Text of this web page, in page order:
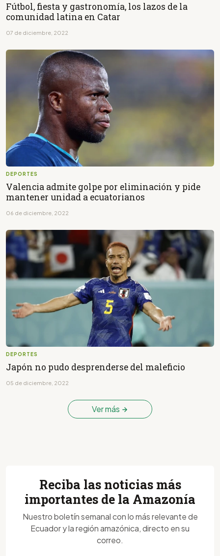
Fútbol, fiesta y gastronomía, los lazos de la
comunidad latina en Catar
07 de diciembre, 2022
DEPORTES
Valencia admite golpe por eliminación y pide
mantener unidad a ecuatorianos
06 de diciembre, 2022
DEPORTES
Japón no pudo desprenderse del maleficio
05 de diciembre, 2022
Ver más
Reciba las noticias más
importantes de la Amazonía
Nuestro boletín semanal con lo más relevante de
Ecuador y la región amazónica, directo en su
correo.